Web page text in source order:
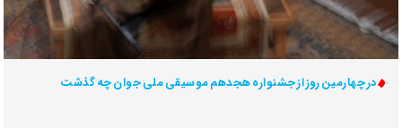
در چهارمین روز از جشنواره هجدهم موسیقی ملی جوان چه گذشت